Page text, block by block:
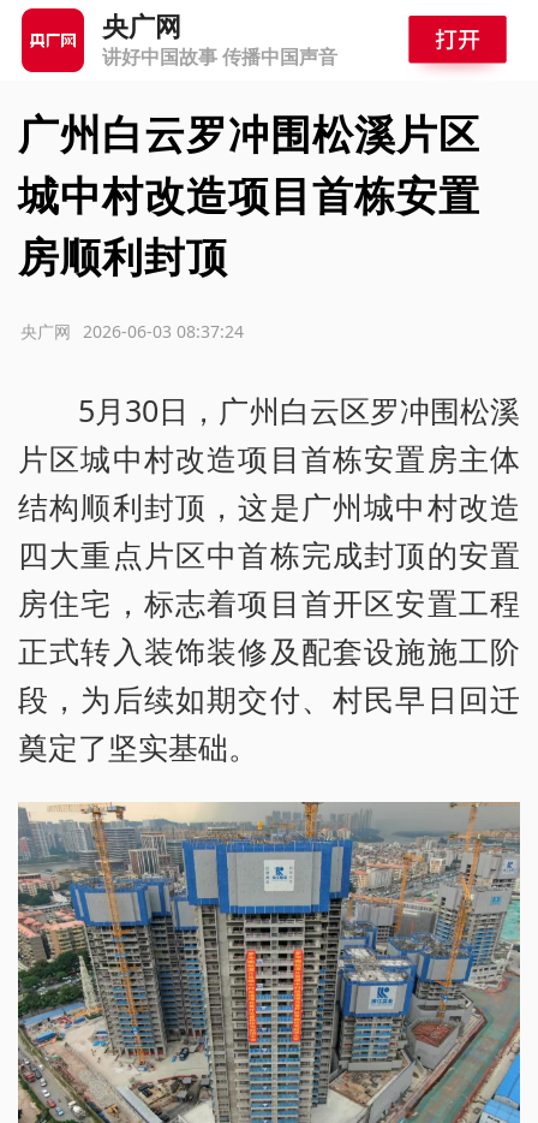
央广网
讲好中国故事 传播中国声音
广州白云罗冲围松溪片区
城中村改造项目首栋安置
房顺利封顶
2026-06-03 08:37:24
央广网
5月30日，广州白云区罗冲围松溪
片区城中村改造项目首栋安置房主体
结构顺利封顶，这是广州城中村改造
四大重点片区中首栋完成封顶的安置
房住宅，标志着项目首开区安置工程
正式转入装饰装修及配套设施施工阶
段，为后续如期交付、村民早日回迁
奠定了坚实基础。